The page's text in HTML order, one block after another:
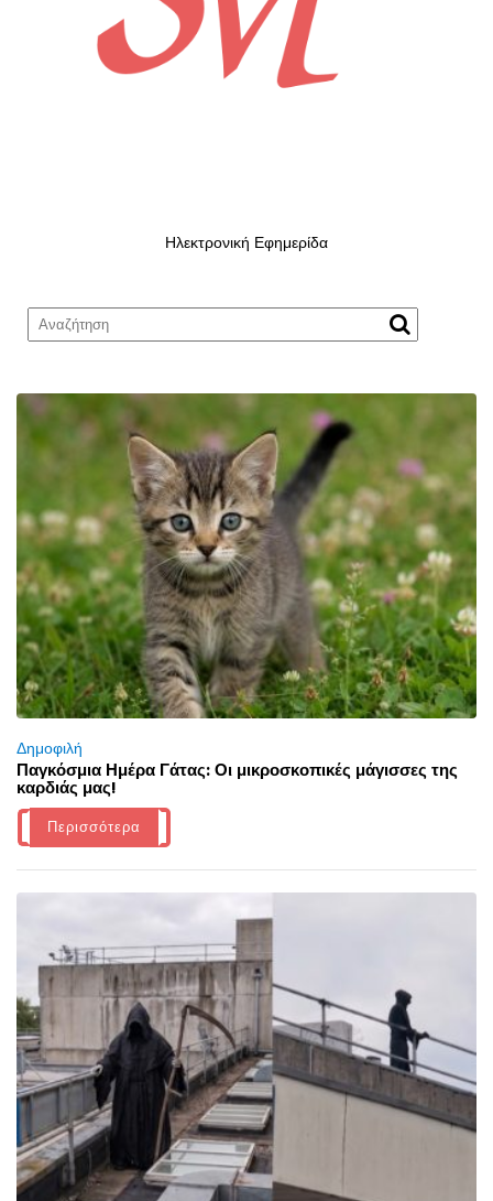
Ηλεκτρονική Εφημερίδα
Δημοφιλή
Παγκόσμια Ημέρα Γάτας: Οι μικροσκοπικές μάγισσες της
καρδιάς μας!
Περισσότερα